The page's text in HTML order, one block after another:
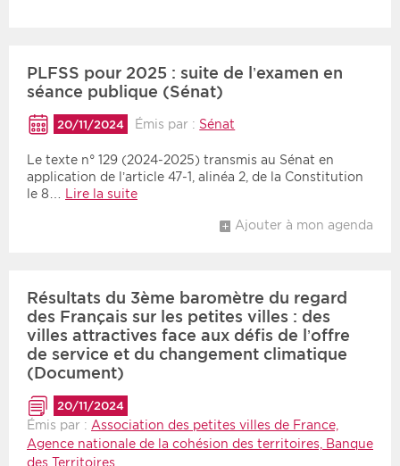
PLFSS pour 2025 : suite de l’examen en
séance publique (Sénat)
20/11/2024 Émis par : Sénat
Le texte n° 129 (2024-2025) transmis au Sénat en
application de l’article 47-1, alinéa 2, de la Constitution
le 8… Lire la suite
Ajouter à mon agenda
Résultats du 3ème baromètre du regard
des Français sur les petites villes : des
villes attractives face aux défis de l’offre
de service et du changement climatique
(Document)
20/11/2024
Émis par : Association des petites villes de France,
Agence nationale de la cohésion des territoires, Banque
des Territoires